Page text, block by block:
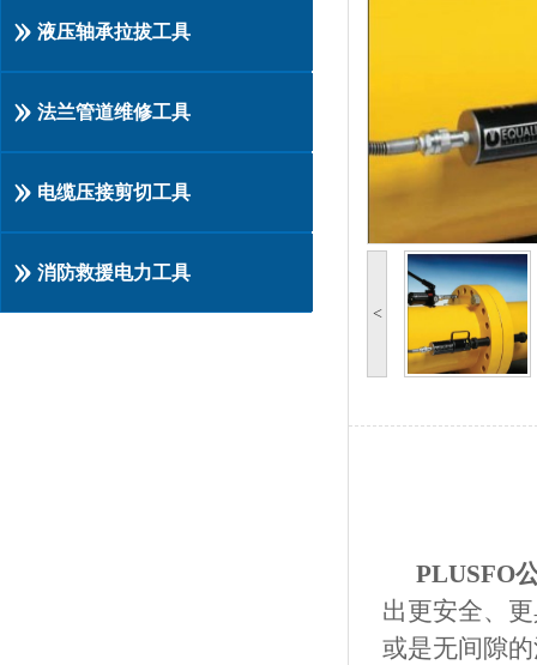
液压轴承拉拔工具
法兰管道维修工具
电缆压接剪切工具
消防救援电力工具
<
PLUSFO
出更安全、
或是无间隙